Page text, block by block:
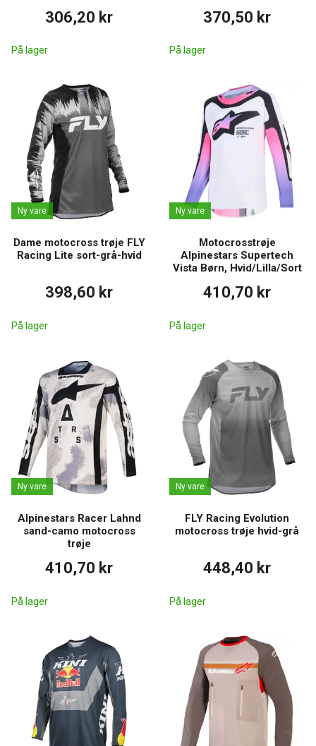
306,20 kr
På lager
370,50 kr
På lager
Ny vare
Dame motocross trøje FLY
Racing Lite sort-grå-hvid
398,60 kr
På lager
Ny vare
Motocrosstrøje
Alpinestars Supertech
Vista Børn, Hvid/Lilla/Sort
410,70 kr
På lager
Ny vare
Alpinestars Racer Lahnd
sand-camo motocross
trøje
410,70 kr
På lager
Ny vare
FLY Racing Evolution
motocross trøje hvid-grå
448,40 kr
På lager